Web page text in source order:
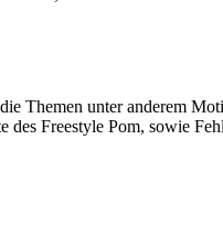
Themen unter anderem
des Freestyle Pom, sowie